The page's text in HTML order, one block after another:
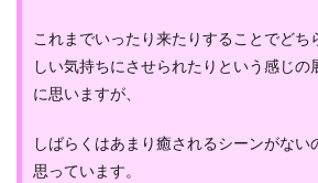
これまでいったり来たりすることでどち
しい気持ちにさせられたりという感じの
に思いますが、
しばらくはあまり癒されるシーンがない
思っています。